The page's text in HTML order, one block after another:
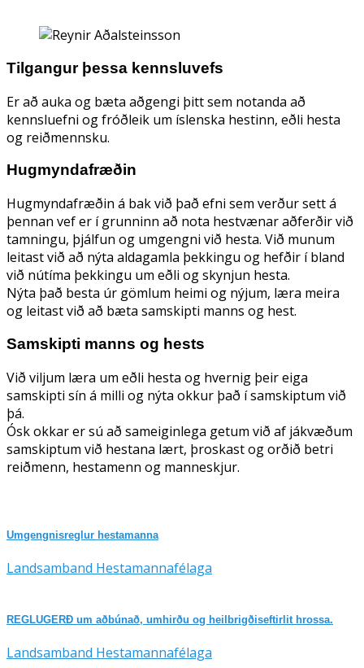
Tilgangur þessa kennsluvefs
Er að auka og bæta aðgengi þitt sem notanda að
kennsluefni og fróðleik um íslenska hestinn, eðli hesta
og reiðmennsku.
Hugmyndafræðin
Hugmyndafræðin á bak við það efni sem verður sett á
þennan vef er í grunninn að nota hestvænar aðferðir við
tamningu, þjálfun og umgengni við hesta. Við munum
leitast við að nýta aldagamla þekkingu og hefðir í bland
við nútíma þekkingu um eðli og skynjun hesta.
Nýta það besta úr gömlum heimi og nýjum, læra meira
og leitast við að bæta samskipti manns og hest.
Samskipti manns og hests
Við viljum læra um eðli hesta og hvernig þeir eiga
samskipti sín á milli og nýta okkur það í samskiptum við
þá.
Ósk okkar er sú að sameiginlega getum við af jákvæðum
samskiptum við hestana lært, þroskast og orðið betri
reiðmenn, hestamenn og manneskjur.
Umgengnisreglur hestamanna
Landsamband Hestamannafélaga
REGLUGERÐ um aðbúnað, umhirðu og heilbrigðiseftirlit hrossa.
Landsamband Hestamannafélaga